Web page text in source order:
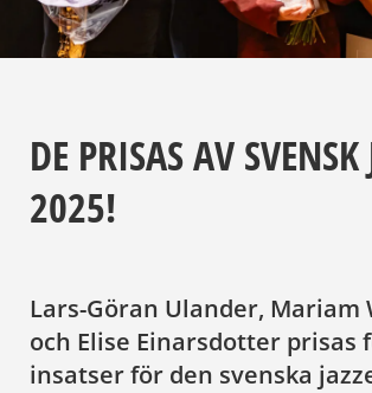
DE PRISAS AV SVENSK
2025!
Lars-Göran Ulander, Mariam
och Elise Einarsdotter prisas
insatser för den svenska